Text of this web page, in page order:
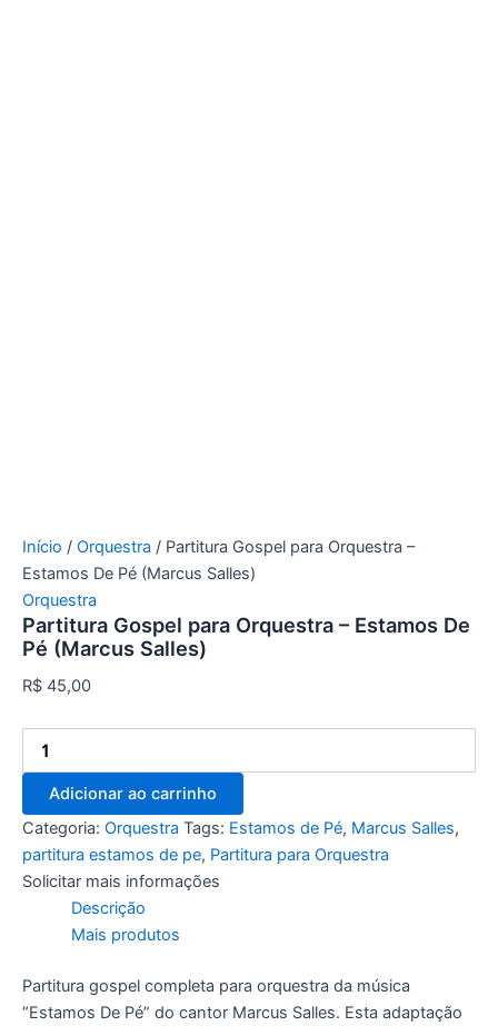
Início / Orquestra / Partitura Gospel para Orquestra –
Estamos De Pé (Marcus Salles)
Orquestra
Partitura Gospel para Orquestra – Estamos De
Pé (Marcus Salles)
R$ 45,00
Adicionar ao carrinho
Categoria: Orquestra Tags: Estamos de Pé, Marcus Salles,
partitura estamos de pe, Partitura para Orquestra
Solicitar mais informações
Descrição
Mais produtos
Partitura gospel completa para orquestra da música
“Estamos De Pé” do cantor Marcus Salles. Esta adaptação